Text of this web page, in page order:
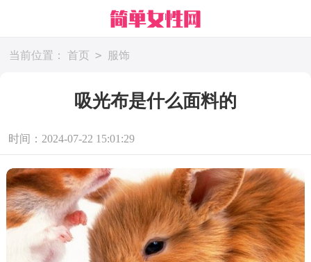
当前位置： 首页 > 服饰
吸光布是什么面料的
时间：2024-07-22 15:01:29